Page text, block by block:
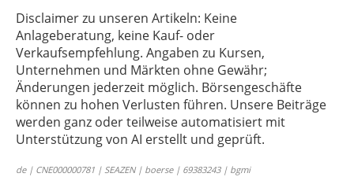
Disclaimer zu unseren Artikeln: Keine
Anlageberatung, keine Kauf- oder
Verkaufsempfehlung. Angaben zu Kursen,
Unternehmen und Märkten ohne Gewähr;
Änderungen jederzeit möglich. Börsengeschäfte
können zu hohen Verlusten führen. Unsere Beiträge
werden ganz oder teilweise automatisiert mit
Unterstützung von AI erstellt und geprüft.
de | CNE000000781 | SEAZEN | boerse | 69383243 | bgmi